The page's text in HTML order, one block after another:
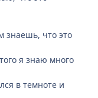
знаешь, что это
я знаю много
в темноте и